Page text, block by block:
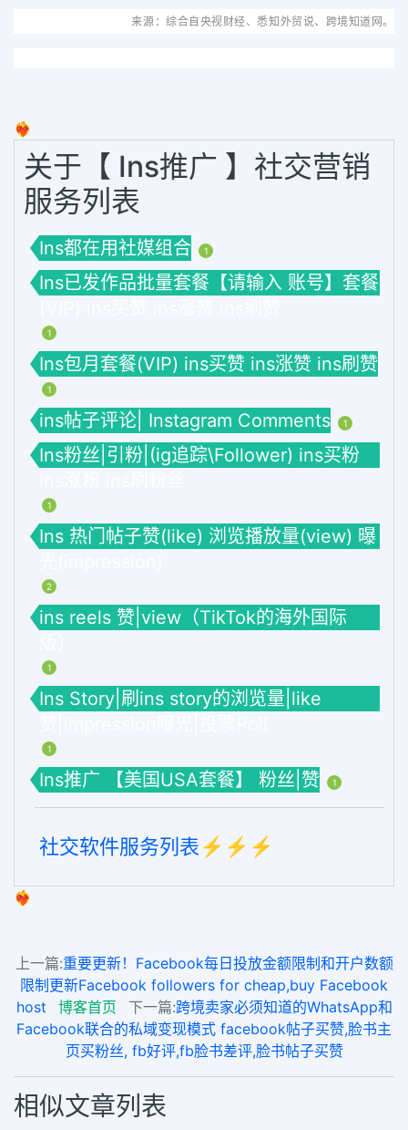
来源：综合自央视财经、悉知外贸说、跨境知道网。
❤️‍🔥
关于【 Ins推广 】社交营销
服务列表
Ins都在用社媒组合 1
Ins已发作品批量套餐【请输入 账号】套餐
1
Ins包月套餐(VIP) ins买赞 ins涨赞 ins刷赞
1
ins帖子评论| Instagram Comments 1
Ins粉丝|引粉|(ig追踪\Follower) ins买粉
1
Ins 热门帖子赞(like) 浏览播放量(view) 曝
2
ins reels 赞|view（TikTok的海外国际
1
Ins Story|刷ins story的浏览量|like
1
Ins推广 【美国USA套餐】 粉丝|赞 1
社交软件服务列表⚡️⚡️⚡️
❤️‍🔥
上一篇:重要更新！Facebook每日投放金额限制和开户数额
限制更新Facebook followers for cheap,buy Facebook
host
博客首页 下一篇:跨境卖家必须知道的WhatsApp和
Facebook联合的私域变现模式 facebook帖子买赞,脸书主
页买粉丝, fb好评,fb脸书差评,脸书帖子买赞
相似文章列表